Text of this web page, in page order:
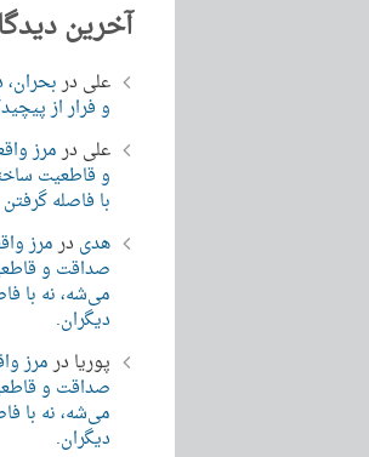
آخرین
علی در
و فرار از
علی درمرز
و قاطعیت
با فاصله
هدی درمرز
صداقت و
می‌شه، نه با
دیگران.
پوریا درمرز
صداقت و
می‌شه، نه با
دیگران.